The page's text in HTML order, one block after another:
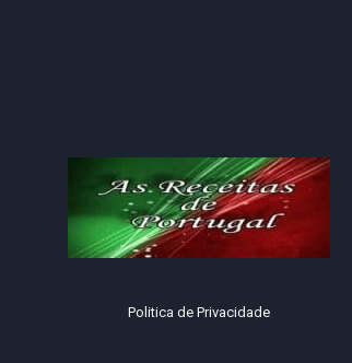
Politica de Privacidade